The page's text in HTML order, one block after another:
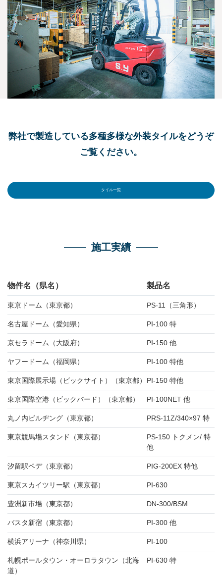
弊社で製造している多種多様な外装タイルをどうぞ
ご覧ください。
タイル一覧
施工実績
物件名（県名） 製品名
東京ドーム（東京都） PS-11（三角形）
名古屋ドーム（愛知県） PI-100 特
京セラドーム（大阪府） PI-150 他
ヤフードーム（福岡県） PI-100 特他
東京国際展示場（ビックサイト）（東京都） PI-150 特他
東京国際空港（ビックバード）（東京都） PI-100NET 他
丸ノ内ビルヂング（東京都） PRS-11Z/340×97 特
東京競馬場スタンド（東京都）
PS-150 トクメン/ 特
他
汐留駅ペデ（東京都） PIG-200EX 特他
東京スカイツリー駅（東京都） PI-630
豊洲新市場（東京都） DN-300/BSM
バスタ新宿（東京都） PI-300 他
横浜アリーナ（神奈川県） PI-100
札幌ポールタウン・オーロラタウン（北海
道）
PI-630 特